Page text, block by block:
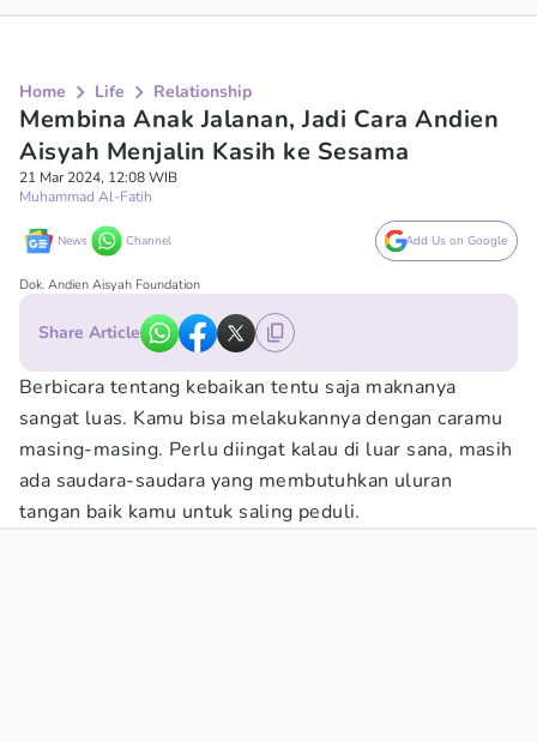
Home Life Relationship
Membina Anak Jalanan, Jadi Cara Andien
Aisyah Menjalin Kasih ke Sesama
21 Mar 2024, 12:08 WIB
Muhammad Al-Fatih
News Channel Add Us on Google
Dok. Andien Aisyah Foundation
Share Article
Berbicara tentang kebaikan tentu saja maknanya
sangat luas. Kamu bisa melakukannya dengan caramu
masing-masing. Perlu diingat kalau di luar sana, masih
ada saudara-saudara yang membutuhkan uluran
tangan baik kamu untuk saling peduli.